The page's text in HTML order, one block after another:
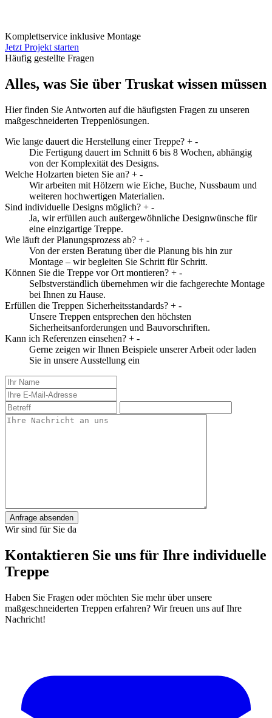
Komplettservice inklusive Montage
Jetzt Projekt starten
Häufig gestellte Fragen
Alles, was Sie über Truskat wissen müssen
Hier finden Sie Antworten auf die häufigsten Fragen zu unseren
maßgeschneiderten Treppenlösungen.
Wie lange dauert die Herstellung einer Treppe? + -
Die Fertigung dauert im Schnitt 6 bis 8 Wochen, abhängig
von der Komplexität des Designs.
Welche Holzarten bieten Sie an? + -
Wir arbeiten mit Hölzern wie Eiche, Buche, Nussbaum und
weiteren hochwertigen Materialien.
Sind individuelle Designs möglich? + -
Ja, wir erfüllen auch außergewöhnliche Designwünsche für
eine einzigartige Treppe.
Wie läuft der Planungsprozess ab? + -
Von der ersten Beratung über die Planung bis hin zur
Montage – wir begleiten Sie Schritt für Schritt.
Können Sie die Treppe vor Ort montieren? + -
Selbstverständlich übernehmen wir die fachgerechte Montage
bei Ihnen zu Hause.
Erfüllen die Treppen Sicherheitsstandards? + -
Unsere Treppen entsprechen den höchsten
Sicherheitsanforderungen und Bauvorschriften.
Kann ich Referenzen einsehen? + -
Gerne zeigen wir Ihnen Beispiele unserer Arbeit oder laden
Sie in unsere Ausstellung ein
Anfrage absenden
Wir sind für Sie da
Kontaktieren Sie uns für Ihre individuelle
Treppe
Haben Sie Fragen oder möchten Sie mehr über unsere
maßgeschneiderten Treppen erfahren? Wir freuen uns auf Ihre
Nachricht!